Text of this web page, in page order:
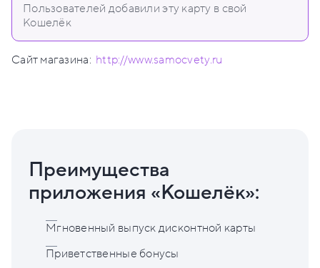
Пользователей добавили эту карту в свой
Кошелёк
Сайт магазина: http://www.samocvety.ru
Преимущества
приложения «Кошелёк»:
Мгновенный выпуск дисконтной карты
Приветственные бонусы